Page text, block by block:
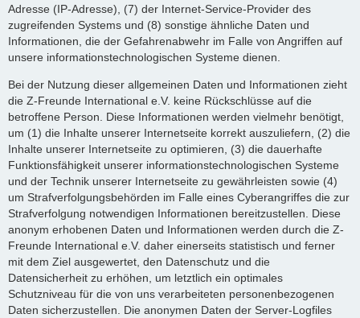
Adresse (IP-Adresse), (7) der Internet-Service-Provider des
zugreifenden Systems und (8) sonstige ähnliche Daten und
Informationen, die der Gefahrenabwehr im Falle von Angriffen auf
unsere informationstechnologischen Systeme dienen.
Bei der Nutzung dieser allgemeinen Daten und Informationen zieht
die Z-Freunde International e.V. keine Rückschlüsse auf die
betroffene Person. Diese Informationen werden vielmehr benötigt,
um (1) die Inhalte unserer Internetseite korrekt auszuliefern, (2) die
Inhalte unserer Internetseite zu optimieren, (3) die dauerhafte
Funktionsfähigkeit unserer informationstechnologischen Systeme
und der Technik unserer Internetseite zu gewährleisten sowie (4)
um Strafverfolgungsbehörden im Falle eines Cyberangriffes die zur
Strafverfolgung notwendigen Informationen bereitzustellen. Diese
anonym erhobenen Daten und Informationen werden durch die Z-
Freunde International e.V. daher einerseits statistisch und ferner
mit dem Ziel ausgewertet, den Datenschutz und die
Datensicherheit zu erhöhen, um letztlich ein optimales
Schutzniveau für die von uns verarbeiteten personenbezogenen
Daten sicherzustellen. Die anonymen Daten der Server-Logfiles